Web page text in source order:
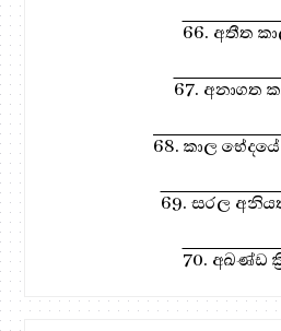
66. අතීත
67. අනාගත
68. කාල
69. සරල අනියත
70. අඛණ්ඩ